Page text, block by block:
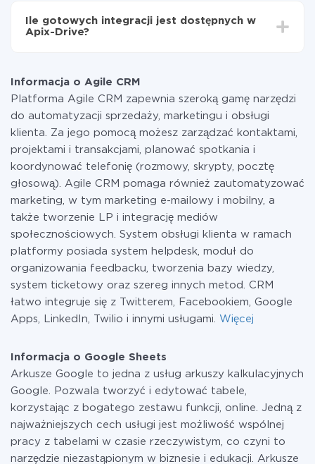
Płacisz tylko za ilość danych, która faktycznie jest
przekazywana z jednego z Twoich systemów do
w razie potrzeby przełączyć się na płatną. Więcej
informacji otaryfach
Ile gotowych integracji jest dostępnych w
Apix-Drive?
Informacja o Agile CRM
Platforma Agile CRM zapewnia szeroką gamę narzędzi
do automatyzacji sprzedaży, marketingu i obsługi
klienta. Za jego pomocą możesz zarządzać kontaktami,
projektami i transakcjami, planować spotkania i
koordynować telefonię (rozmowy, skrypty, pocztę
głosową). Agile CRM pomaga również zautomatyzować
marketing, w tym marketing e-mailowy i mobilny, a
także tworzenie LP i integrację mediów
społecznościowych. System obsługi klienta w ramach
platformy posiada system helpdesk, moduł do
organizowania feedbacku, tworzenia bazy wiedzy,
system ticketowy oraz szereg innych metod. CRM
łatwo integruje się z Twitterem, Facebookiem, Google
Apps, LinkedIn, Twilio i innymi usługami. Więcej
Informacja o Google Sheets
Arkusze Google to jedna z usług arkuszy kalkulacyjnych
Google. Pozwala tworzyć i edytować tabele,
korzystając z bogatego zestawu funkcji, online. Jedną z
najważniejszych cech usługi jest możliwość wspólnej
pracy z tabelami w czasie rzeczywistym, co czyni to
narzędzie niezastąpionym w biznesie i edukacji. Arkusze